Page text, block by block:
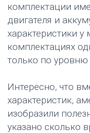
комплектации
двигателя и
характеристики
комплектациях
только по
Интересно, что
характеристик,
изобразили
указано сколько